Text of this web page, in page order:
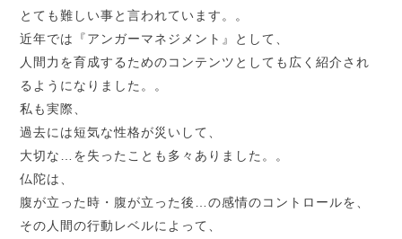
とても難しい事と言われています。。
近年では『アンガーマネジメント』として、
人間力を育成するためのコンテンツとしても広く紹介され
るようになりました。。
私も実際、
過去には短気な性格が災いして、
大切な…を失ったことも多々ありました。。
仏陀は、
腹が立った時・腹が立った後…の感情のコントロールを、
その人間の行動レベルによって、